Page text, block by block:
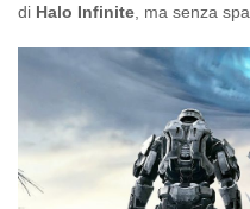
di Halo Infinite, ma senza